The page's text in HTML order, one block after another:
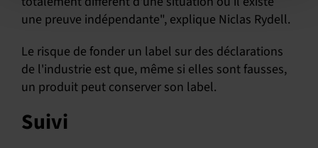
une preuve indépendante", explique Niclas Rydell.
Le risque de fonder un label sur des déclarations
de l'industrie est que, même si elles sont fausses,
un produit peut conserver son label.
Suivi